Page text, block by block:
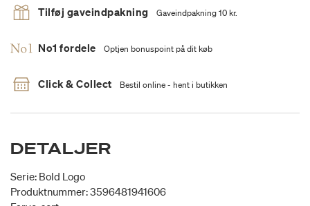
Tilføj gaveindpakning Gaveindpakning 10 kr.
No1 fordele Optjen bonuspoint på dit køb
Click & Collect Bestil online - hent i butikken
DETALJER
Serie: Bold Logo
Produktnummer: 3596481941606